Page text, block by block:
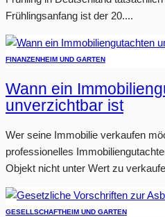
Frühlingsanfang ist der 20....
FINANZENHEIM UND GARTEN
Wann ein
unverzichtbar ist
Wer seine Immobilie verkaufen
professionelles
Objekt nicht unter Wert zu
GESELLSCHAFTHEIM UND GARTEN